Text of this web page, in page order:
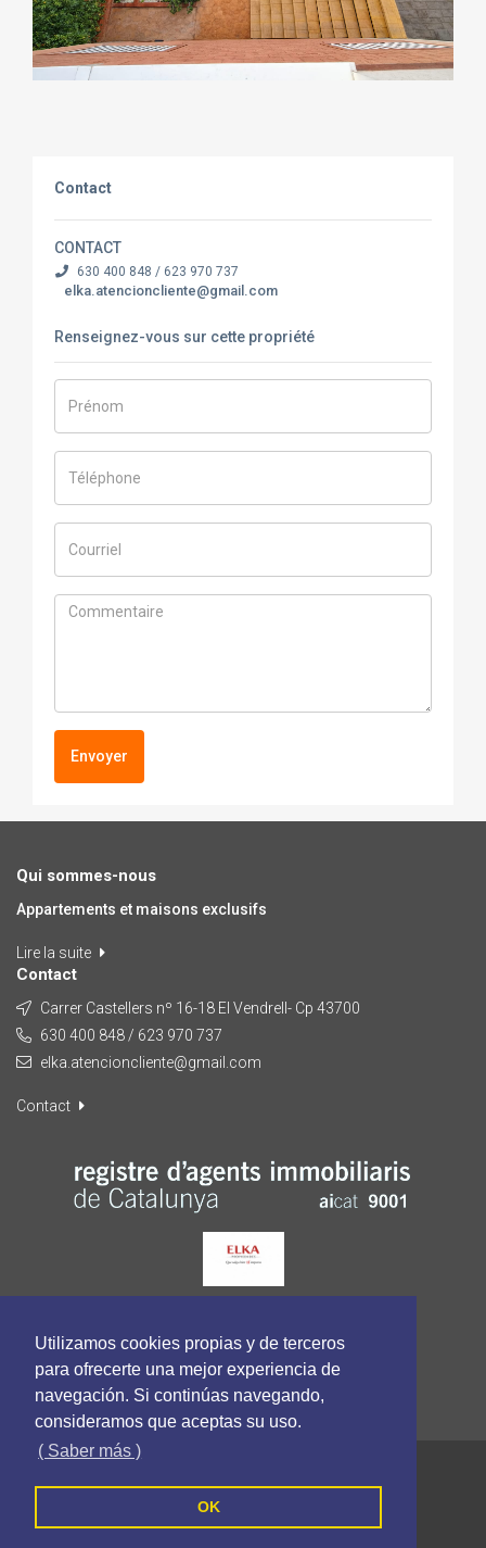
Utilizamos cookies propias y de terceros
para ofrecerte una mejor experiencia de
navegación. Si continúas navegando,
consideramos que aceptas su uso.
( Saber más )
OK
Contact
CONTACT
630 400 848 / 623 970 737
elka.atencioncliente@gmail.com
Renseignez-vous sur cette propriété
Envoyer
Qui sommes-nous
Appartements et maisons exclusifs
Lire la suite
Contact
Carrer Castellers nº 16-18 El Vendrell- Cp 43700
630 400 848 / 623 970 737
elka.atencioncliente@gmail.com
Contact
Politique de cookies
Politique de confidentialité
Termes et conditions